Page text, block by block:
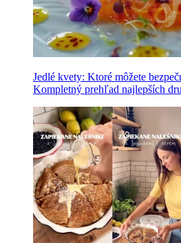
Jedlé kvety: Ktoré môžete
Kompletný prehľad najlepších